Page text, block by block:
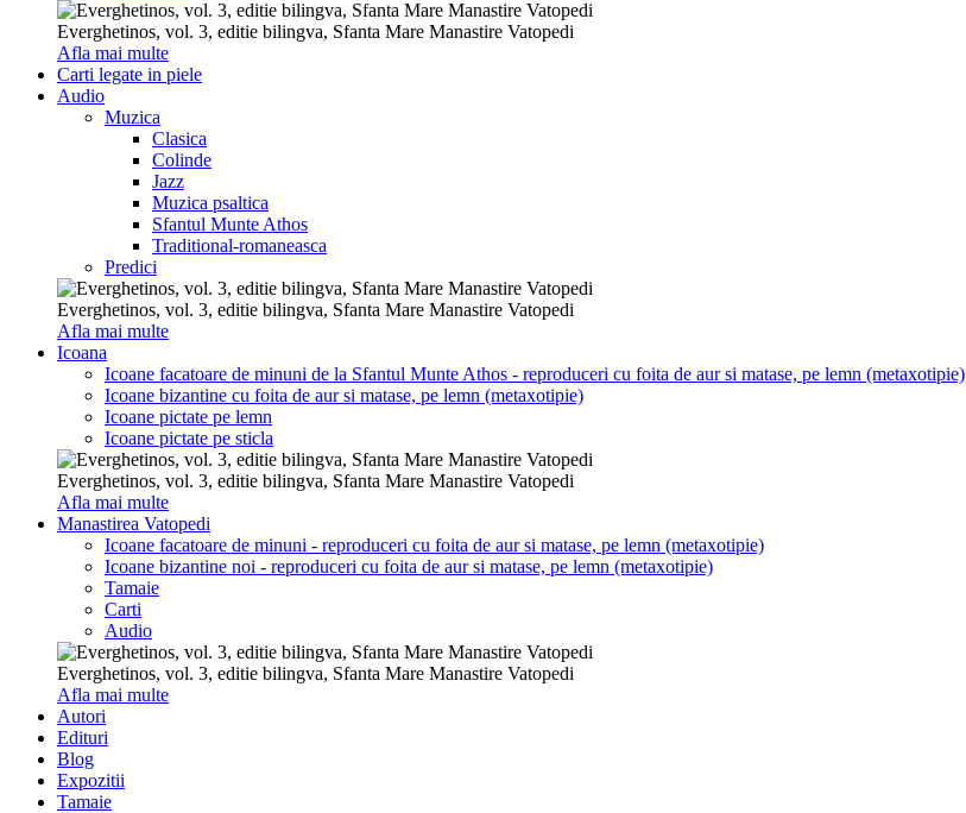
Everghetinos, vol. 3, editie bilingva, Sfanta Mare Manastire Vatopedi
Afla mai multe
Carti legate in piele
Audio
Muzica
Clasica
Colinde
Jazz
Muzica psaltica
Sfantul Munte Athos
Traditional-romaneasca
Predici
Everghetinos, vol. 3, editie bilingva, Sfanta Mare Manastire Vatopedi
Afla mai multe
Icoana
Icoane facatoare de minuni de la Sfantul Munte Athos - reproduceri cu foita de aur si matase, pe lemn (metaxotipie)
Icoane bizantine cu foita de aur si matase, pe lemn (metaxotipie)
Icoane pictate pe lemn
Icoane pictate pe sticla
Everghetinos, vol. 3, editie bilingva, Sfanta Mare Manastire Vatopedi
Afla mai multe
Manastirea Vatopedi
Icoane facatoare de minuni - reproduceri cu foita de aur si matase, pe lemn (metaxotipie)
Icoane bizantine noi - reproduceri cu foita de aur si matase, pe lemn (metaxotipie)
Tamaie
Carti
Audio
Everghetinos, vol. 3, editie bilingva, Sfanta Mare Manastire Vatopedi
Afla mai multe
Autori
Edituri
Blog
Expozitii
Tamaie